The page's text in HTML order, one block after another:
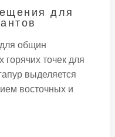
для
общин
горячих точек для
выделяется
восточных и